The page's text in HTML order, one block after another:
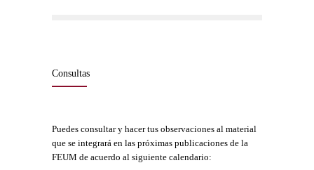
Consultas
Puedes consultar y hacer tus observaciones al material
que se integrará en las próximas publicaciones de la
FEUM de acuerdo al siguiente calendario: